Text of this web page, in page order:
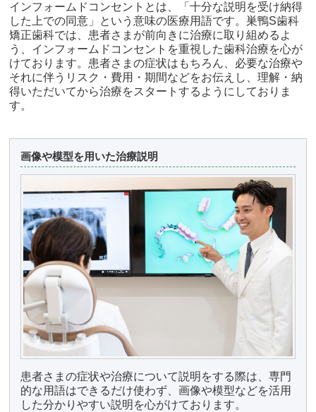
インフォームドコンセントとは、「十分な説明を受け納得
した上での同意」という意味の医療用語です。巣鴨S歯科
矯正歯科では、患者さまが前向きに治療に取り組めるよ
う、インフォームドコンセントを重視した歯科治療を心が
けております。患者さまの症状はもちろん、必要な治療や
それに伴うリスク・費用・期間などをお伝えし、理解・納
得いただいてから治療をスタートするようにしておりま
す。
画像や模型を用いた治療説明
患者さまの症状や治療について説明をする際は、専門
的な用語はできるだけ使わず、画像や模型などを活用
した分かりやすい説明を心がけております。